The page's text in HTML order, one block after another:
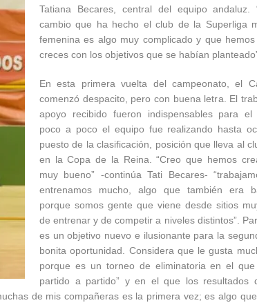
Tatiana Becares, central del equipo andaluz.
cambio que ha hecho el club de la Superliga
femenina es algo muy complicado y que
creces con los objetivos que se habían
En esta primera vuelta del campeonato, el
comenzó despacito, pero con buena letra. El
apoyo recibido fueron indispensables para el
poco a poco el equipo fue realizando hasta
puesto de la clasificación, posición que lleva al
en la Copa de la Reina. “Creo que hemos
muy bueno” -continúa Tati Becares-
entrenamos mucho, algo que también era
porque somos gente que viene desde sitios
de entrenar y de competir a niveles distintos”.
es un objetivo nuevo e ilusionante para la
bonita oportunidad. Considera que le gusta
porque es un torneo de eliminatoria en el
partido a partido” y en el que los resultados
de mis compañeras es la primera vez; es algo